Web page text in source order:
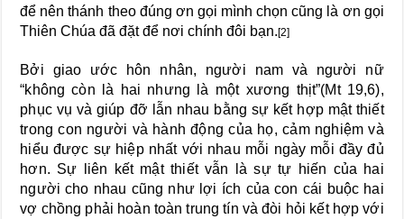
để nên thánh theo đúng ơn gọi mình chọn cũng là ơn gọi
Thiên Chúa đã đặt để nơi chính đôi bạn.[2]
Bởi giao ước hôn nhân, người nam và người nữ
“không còn là hai nhưng là một xương thịt”(Mt 19,6),
phục vụ và giúp đỡ lẫn nhau bằng sự kết hợp mật thiết
trong con người và hành động của họ, cảm nghiệm và
hiểu được sự hiệp nhất với nhau mỗi ngày mỗi đầy đủ
hơn. Sự liên kết mật thiết vẫn là sự tự hiến của hai
người cho nhau cũng như lợi ích của con cái buộc hai
vợ chồng phải hoàn toàn trung tín và đòi hỏi kết hợp với